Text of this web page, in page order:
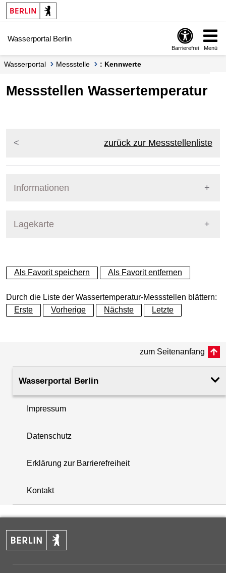
Springe zur Navigation
Springe zum Inhalt
Wasserportal Berlin
Barrierefrei Menü
Wasserportal Messstelle : Kennwerte
Messstellen Wassertemperatur
zurück zur Messstellenliste
Informationen
Lagekarte
+
−
+
−
Als Favorit speichern Als Favorit entfernen
Durch die Liste der Wassertemperatur-Messstellen blättern:
Erste
Vorherige Nächste Letzte
zum Seitenanfang
Wasserportal Berlin
Impressum
Datenschutz
Erklärung zur Barrierefreiheit
Kontakt